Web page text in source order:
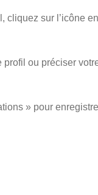
cliquez sur l’icône
profil ou préciser
» pour